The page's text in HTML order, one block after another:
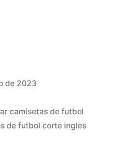
de 2023
camisetas de futbol
de futbol corte ingles